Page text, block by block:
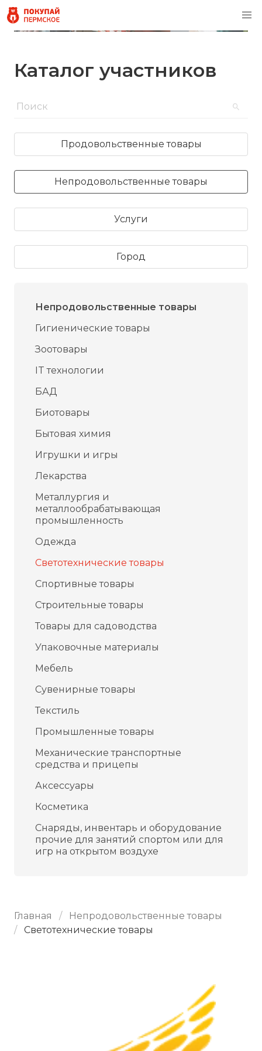
Каталог участников
Продовольственные товары
Непродовольственные товары
Услуги
Город
Непродовольственные товары
Гигиенические товары
Зоотовары
IT технологии
БАД
Биотовары
Бытовая химия
Игрушки и игры
Лекарства
Металлургия и
металлообрабатывающая
промышленность
Одежда
Светотехнические товары
Спортивные товары
Строительные товары
Товары для садоводства
Упаковочные материалы
Мебель
Сувенирные товары
Текстиль
Промышленные товары
Механические транспортные
средства и прицепы
Аксессуары
Косметика
Снаряды, инвентарь и оборудование
прочие для занятий спортом или для
игр на открытом воздухе
Главная
Непродовольственные товары
Светотехнические товары